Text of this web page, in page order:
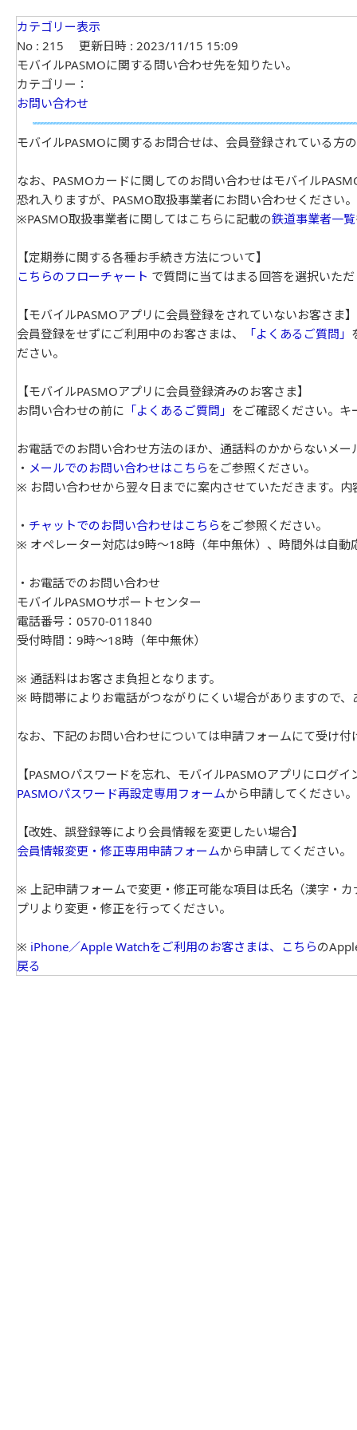
カテゴリー表示
No : 215
更新日時 : 2023/11/15 15:09
モバイルPASMOに関する問い合わせ先を知りたい。
カテゴリー：
お問い合わせ
モバイルPASMOに関するお問合せは、会員登録されている方
なお、PASMOカードに関してのお問い合わせはモバイル
恐れ入りますが、PASMO取扱事業者にお問い合わせください。
※PASMO取扱事業者に関してはこちらに記載の鉄道事業者一覧
【定期券に関する各種お手続き方法について】
こちらのフローチャート で質問に当てはまる回答を選択いた
【モバイルPASMOアプリに会員登録をされていないお客さま】
会員登録をせずにご利用中のお客さまは、
「よくあるご質問」
ださい。
【モバイルPASMOアプリに会員登録済みのお客さま】
お問い合わせの前に 「よくあるご質問」 をご確認ください。
お電話でのお問い合わせ方法のほか、通話料のかからないメ
・ メールでのお問い合わせはこちらをご参照ください。
※ お問い合わせから翌々日までに案内させていただきます。
・ チャットでのお問い合わせはこちらをご参照ください。
※ オペレーター対応は9時～18時（年中無休）、時間外は自動
・お電話でのお問い合わせ
モバイルPASMOサポートセンター
電話番号：0570-011840
受付時間：9時～18時（年中無休）
※ 通話料はお客さま負担となります。
※ 時間帯によりお電話がつながりにくい場合がありますので
なお、下記のお問い合わせについては申請フォームにて受け付
【PASMOパスワードを忘れ、モバイルPASMOアプリにログ
PASMOパスワード再設定専用フォームから申請してください。
【改姓、誤登録等により会員情報を変更したい場合】
会員情報変更・修正専用申請フォームから申請してください。
※ 上記申請フォームで変更・修正可能な項目は氏名（漢字・
プリより変更・修正を行ってください。
※ iPhone／Apple Watchをご利用のお客さまは、こちらの
戻る